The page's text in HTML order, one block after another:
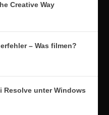
Creative Way
– Was filmen?
Resolve unter Windows